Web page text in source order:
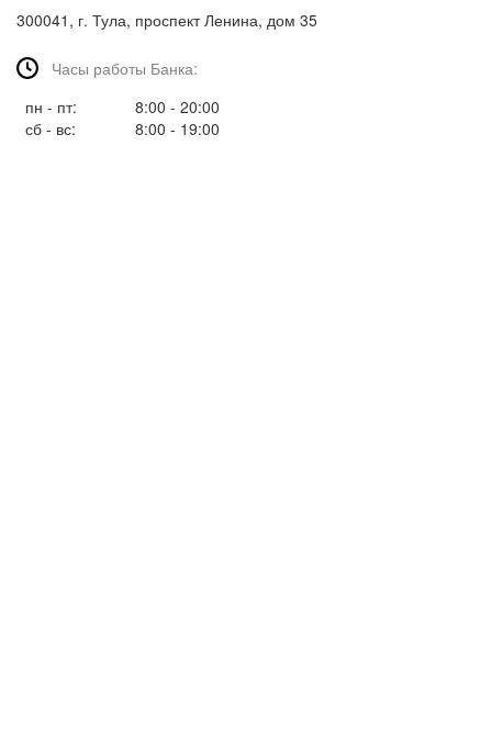
300041, г. Тула, проспект Ленина, дом 35
Часы работы Банка:
пн - пт:
8:00 - 20:00
сб - вс:
8:00 - 19:00